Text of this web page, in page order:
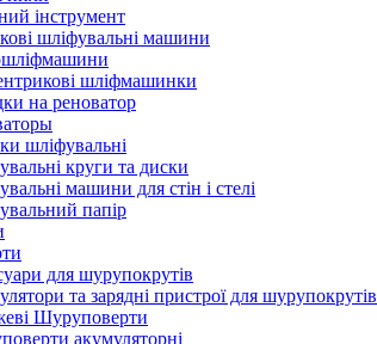
інструмент
шліфувальні машини
шліфмашинки
на реноватор
шліфувальні
круги та диски
машини для стін і стелі
папір
для шурупокрутів
та зарядні пристрої для шурупокрутів
Шуруповерти
акумуляторні